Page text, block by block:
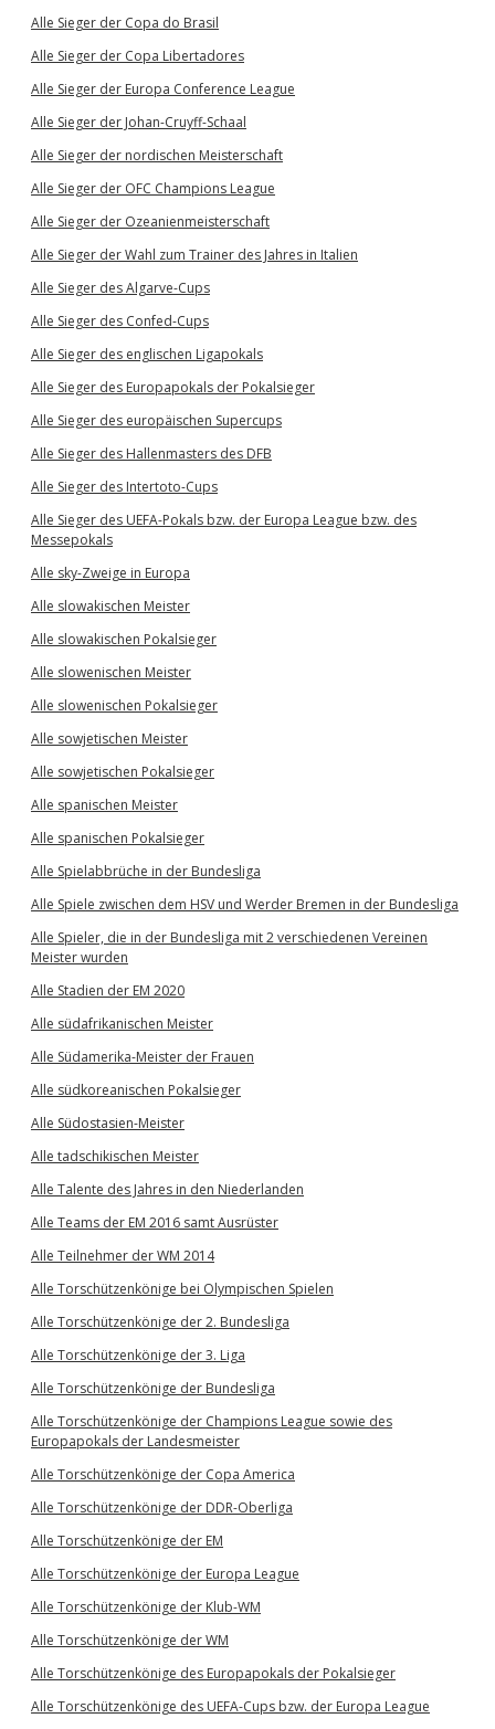
Alle Sieger der Copa do Brasil
Alle Sieger der Copa Libertadores
Alle Sieger der Europa Conference League
Alle Sieger der Johan-Cruyff-Schaal
Alle Sieger der nordischen Meisterschaft
Alle Sieger der OFC Champions League
Alle Sieger der Ozeanienmeisterschaft
Alle Sieger der Wahl zum Trainer des Jahres in Italien
Alle Sieger des Algarve-Cups
Alle Sieger des Confed-Cups
Alle Sieger des englischen Ligapokals
Alle Sieger des Europapokals der Pokalsieger
Alle Sieger des europäischen Supercups
Alle Sieger des Hallenmasters des DFB
Alle Sieger des Intertoto-Cups
Alle Sieger des UEFA-Pokals bzw. der Europa League bzw. des
Messepokals
Alle sky-Zweige in Europa
Alle slowakischen Meister
Alle slowakischen Pokalsieger
Alle slowenischen Meister
Alle slowenischen Pokalsieger
Alle sowjetischen Meister
Alle sowjetischen Pokalsieger
Alle spanischen Meister
Alle spanischen Pokalsieger
Alle Spielabbrüche in der Bundesliga
Alle Spiele zwischen dem HSV und Werder Bremen in der Bundesliga
Alle Spieler, die in der Bundesliga mit 2 verschiedenen Vereinen
Meister wurden
Alle Stadien der EM 2020
Alle südafrikanischen Meister
Alle Südamerika-Meister der Frauen
Alle südkoreanischen Pokalsieger
Alle Südostasien-Meister
Alle tadschikischen Meister
Alle Talente des Jahres in den Niederlanden
Alle Teams der EM 2016 samt Ausrüster
Alle Teilnehmer der WM 2014
Alle Torschützenkönige bei Olympischen Spielen
Alle Torschützenkönige der 2. Bundesliga
Alle Torschützenkönige der 3. Liga
Alle Torschützenkönige der Bundesliga
Alle Torschützenkönige der Champions League sowie des
Europapokals der Landesmeister
Alle Torschützenkönige der Copa America
Alle Torschützenkönige der DDR-Oberliga
Alle Torschützenkönige der EM
Alle Torschützenkönige der Europa League
Alle Torschützenkönige der Klub-WM
Alle Torschützenkönige der WM
Alle Torschützenkönige des Europapokals der Pokalsieger
Alle Torschützenkönige des UEFA-Cups bzw. der Europa League